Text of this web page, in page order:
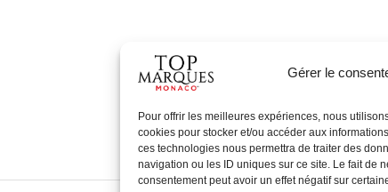
Gérer le
Pour offrir les meilleures expériences, nous
cookies pour stocker et/ou accéder aux
ces technologies nous permettra de traiter des
navigation ou les ID uniques sur ce site. Le fait de
consentement peut avoir un effet négatif sur